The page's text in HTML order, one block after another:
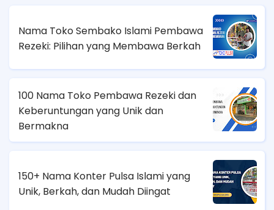
Nama Toko Sembako Islami Pembawa
Rezeki: Pilihan yang Membawa Berkah
100 Nama Toko Pembawa Rezeki dan
Keberuntungan yang Unik dan
Bermakna
150+ Nama Konter Pulsa Islami yang
Unik, Berkah, dan Mudah Diingat